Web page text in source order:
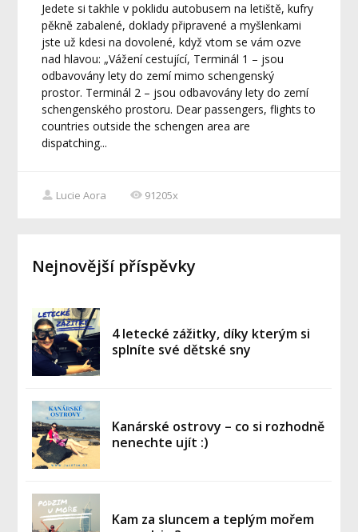
Jedete si takhle v poklidu autobusem na letiště, kufry
pěkně zabalené, doklady připravené a myšlenkami
jste už kdesi na dovolené, když vtom se vám ozve
nad hlavou: „Vážení cestující, Terminál 1 – jsou
odbavovány lety do zemí mimo schengenský
prostor. Terminál 2 – jsou odbavovány lety do zemí
schengenského prostoru. Dear passengers, flights to
countries outside the schengen area are
dispatching...
Lucie Aora 91205x
Nejnovější příspěvky
4 letecké zážitky, díky kterým si
splníte své dětské sny
Kanárské ostrovy – co si rozhodně
nenechte ujít :)
Kam za sluncem a teplým mořem